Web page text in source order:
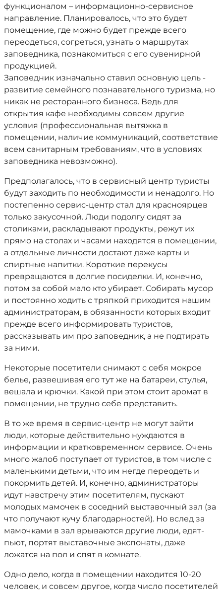
функционалом – информационно-сервисное
направление. Планировалось, что это будет
помещение, где можно будет прежде всего
переодеться, согреться, узнать о маршрутах
заповедника, познакомиться с его сувенирной
продукцией.
Заповедник изначально ставил основную цель -
развитие семейного познавательного туризма, но
никак не ресторанного бизнеса. Ведь для
открытия кафе необходимы совсем другие
условия (профессиональная вытяжка в
помещении, наличие коммуникаций, соответствие
всем санитарным требованиям, что в условиях
заповедника невозможно).
Предполагалось, что в сервисный центр туристы
будут заходить по необходимости и ненадолго. Но
постепенно сервис-центр стал для красноярцев
только закусочной. Люди подолгу сидят за
столиками, раскладывают продукты, режут их
прямо на столах и часами находятся в помещении,
а отдельные личности достают даже карты и
спиртные напитки. Короткие перекусы
превращаются в долгие посиделки. И, конечно,
потом за собой мало кто убирает. Собирать мусор
и постоянно ходить с тряпкой приходится нашим
администраторам, в обязанности которых входит
прежде всего информировать туристов,
рассказывать им про заповедник, а не подтирать
за ними.
Некоторые посетители снимают с себя мокрое
белье, развешивая его тут же на батареи, стулья,
вешала и крючки. Какой при этом стоит аромат в
помещении, не трудно себе представить.
В то же время в сервис-центр не могут зайти
люди, которые действительно нуждаются в
информации и кратковременном сервисе. Очень
много жалоб поступает от туристов, в том числе с
маленькими детьми, что им негде переодеть и
покормить детей. И, конечно, администраторы
идут навстречу этим посетителям, пускают
молодых мамочек в соседний выставочный зал (за
что получают кучу благодарностей). Но вслед за
мамочками в зал врываются другие люди, едят-
пьют, портят выставочные экспонаты, даже
ложатся на пол и спят в комнате.
Одно дело, когда в помещении находится 10-20
человек, и совсем другое, когда число посетителей